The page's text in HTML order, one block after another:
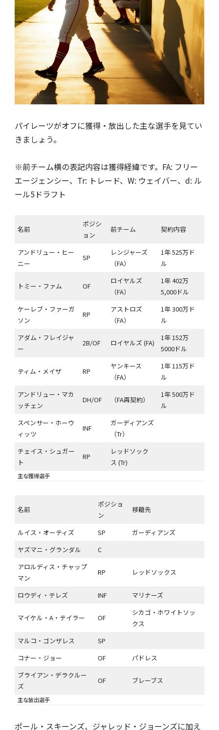
パイレーツがオフに獲得・放出した主な選手を見てい
きましょう。
※前チーム横の表記内容は獲得経緯です。FA: フリー
エージェンシー、Tr: トレード、W: ウェイバー、d: ル
ール5ドラフト
名前
ポジシ
ョン
前チーム 契約内容
アンドリュー・ヒー
ニー
SP
レンジャーズ
（FA）
1年 525万ド
ル
トミー・ファム OF
ロイヤルズ
（FA）
1年 402万
5,000ドル
ケーレブ・ファーガ
ソン
RP
アストロズ
（FA）
1年 300万ド
ル
アダム・フレイジャ
ー
2B/OF ロイヤルズ (FA)
1年 152万
5000ドル
ティム・メイザ RP
ヤンキース
（FA）
1年 115万ド
ル
アンドリュー・マカ
ッチェン
DH/OF （FA再契約）
1年 500万ド
ル
スペンサー・ホーウ
ィッツ
INF
ガーディアンズ
（Tr）
チェイス・シュガー
ト
RP
レッドソック
ス (Tr)
主な獲得選手
名前
ポジショ
ン
移籍先
ルイス・オーティズ SP
ガーディアンズ
ヤズマニ・グランダル
C
アロルディス・チャップ
マン
RP レッドソックス
ロウディ・テレズ INF マリナーズ
マイケル・A・テイラー OF
シカゴ・ホワイトソッ
クス
マルコ・ゴンザレス
SP
コナー・ジョー
OF
パドレス
ブライアン・デラクルー
ズ
OF ブレーブス
主な放出選手
ポール・スキーンズ、ジャレッド・ジョーンズに加え